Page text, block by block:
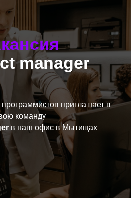
manager
приглашает в
команду
в наш офис в Мытищах